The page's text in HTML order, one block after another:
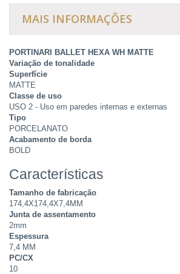
MAIS INFORMAÇÕES
PORTINARI BALLET HEXA WH MATTE
Variação de tonalidade
Superfície
MATTE
Classe de uso
USO 2 - Uso em paredes internas e externas
Tipo
PORCELANATO
Acabamento de borda
BOLD
Características
Tamanho de fabricação
174,4X174,4X7,4MM
Junta de assentamento
2mm
Espessura
7,4 MM
PC/CX
10